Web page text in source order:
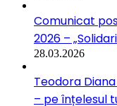
Comunicat
2026 –
28.03.2026
Teodora
– pe înțelesul